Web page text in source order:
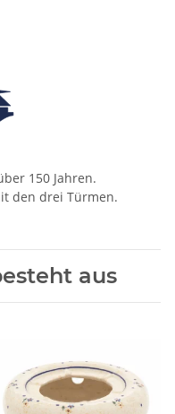
150 Jahren.
den drei Türmen.
aus